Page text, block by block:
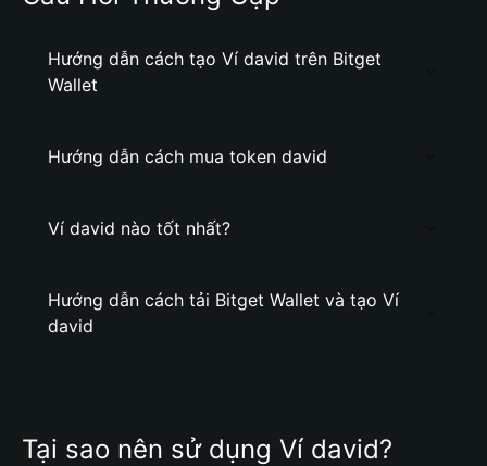
Hướng dẫn cách tạo Ví david trên Bitget
Wallet
Hướng dẫn cách mua token david
Ví david nào tốt nhất?
Hướng dẫn cách tải Bitget Wallet và tạo Ví
david
Tại sao nên sử dụng Ví david?